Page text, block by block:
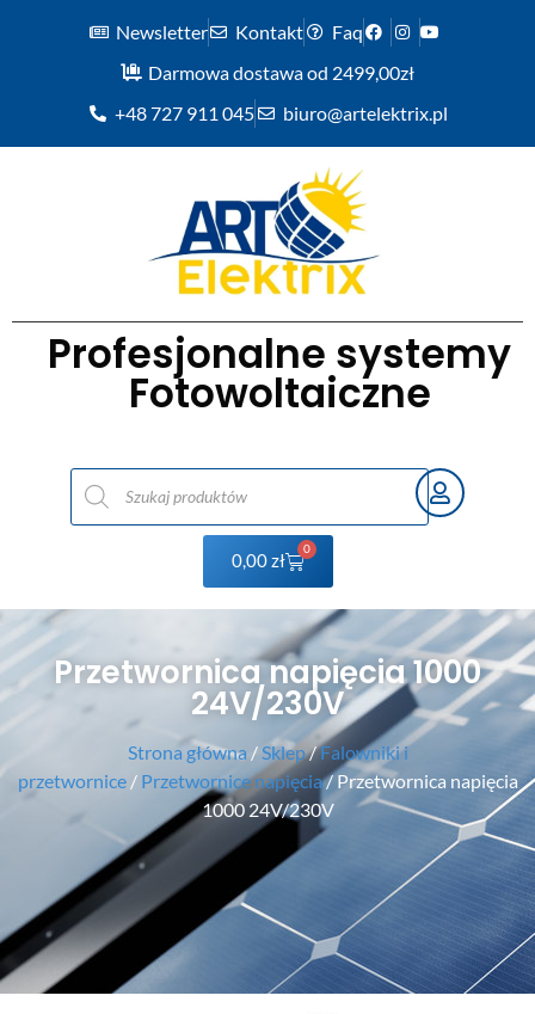
Newsletter Kontakt
Faq
Darmowa dostawa od 2499,00zł
+48 727 911 045
biuro@artelektrix.pl
Profesjonalne systemy
Fotowoltaiczne
0,00zł
0
Przetwornica napięcia 1000
24V/230V
Strona główna / Sklep/Falowniki i
przetwornice/ Przetwornice napięcia/ Przetwornica napięcia
1000 24V/230V